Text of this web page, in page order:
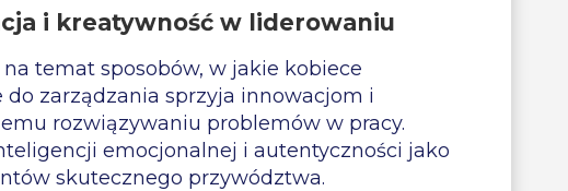
i kreatywność w liderowaniu
na temat sposobów, w jakie kobiece
do zarządzania sprzyja innowacjom i
rozwiązywaniu problemów w pracy.
emocjonalnej i autentyczności jako
skutecznego przywództwa.